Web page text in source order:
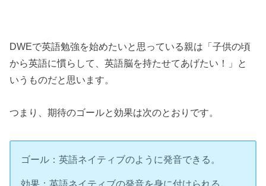
DWEで英語勉強を始めたいと思っている親は「子供の頃
から英語に慣らして、英語脳を持たせてあげたい！」と
いうものだと思います。
つまり、期待のゴールと効果は次のとおりです。
ゴール：英語ネイティブのように発音できる。
効果：英語ネイティブの発音を身に付けられる。